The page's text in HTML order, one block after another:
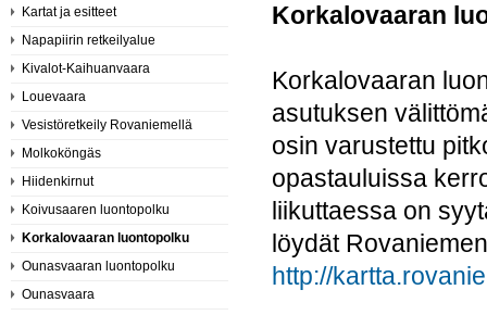
Kartat ja esitteet
Napapiirin retkeilyalue
Kivalot-Kaihuanvaara
Louevaara
Vesistöretkeily Rovaniemellä
Molkoköngäs
Hiidenkirnut
Koivusaaren luontopolku
Korkalovaaran luontopolku
Ounasvaaran luontopolku
Ounasvaara
Korkalovaaran
Korkalovaaran
asutuksen
osin varustettu
opastauluissa
liikuttaessa on
löydät
http://